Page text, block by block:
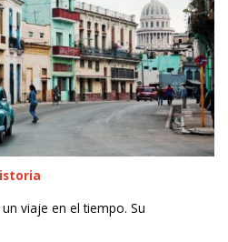
viaje en el tiempo. Su